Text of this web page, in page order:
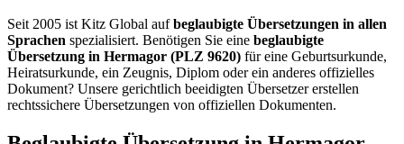
Seit 2005 ist Kitz Global aufbeglaubigte Übersetzungen in allen
Sprachen spezialisiert. Benötigen Sie eine beglaubigte
Übersetzung in Hermagor (PLZ 9620) für eine Geburtsurkunde,
Heiratsurkunde, ein Zeugnis, Diplom oder ein anderes offizielles
Dokument? Unsere gerichtlich beeidigten Übersetzer erstellen
rechtssichere Übersetzungen von offiziellen Dokumenten.